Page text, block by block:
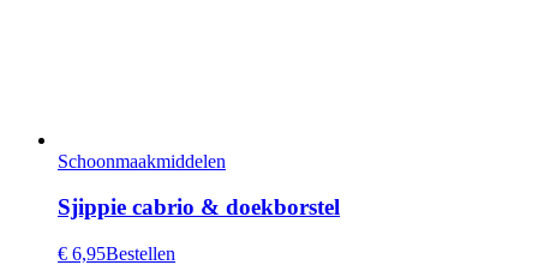
Schoonmaakmiddelen
Sjippie cabrio & doekborstel
€ 6,95Bestellen